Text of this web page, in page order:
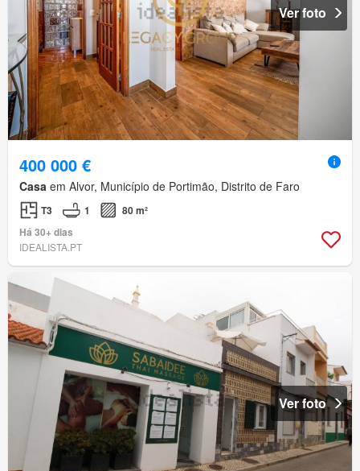
Ver foto
400 000 €
Casa em Alvor, Município de Portimão, Distrito de Faro
T3 1
80 m²
Há 30+ dias
IDEALISTA.PT
Ver foto